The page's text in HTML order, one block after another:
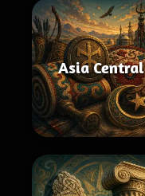
Asia Central